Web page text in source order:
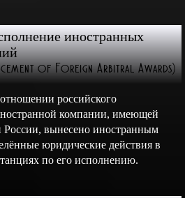
иностранных
of Foreign Arbitral Awards)
российского
компании, имеющей
России, вынесено иностранным
юридические действия в
по его исполнению.